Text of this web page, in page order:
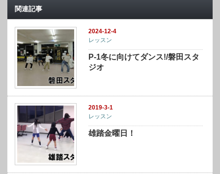
関連記事
2024-12-4
レッスン
P-1冬に向けてダンス!/磐田スタ
ジオ
2019-3-1
レッスン
雄踏金曜日！